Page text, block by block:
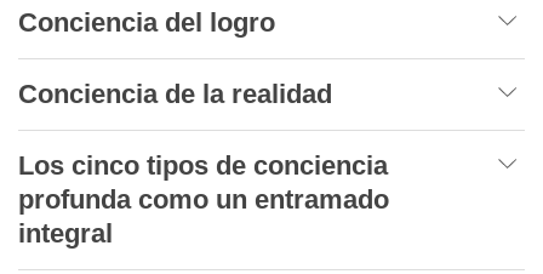
Conciencia del logro
Conciencia de la realidad
Los cinco tipos de conciencia
profunda como un entramado
integral